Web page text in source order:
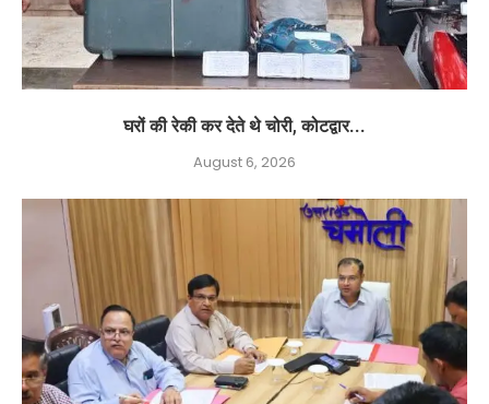
घरों की रेकी कर देते थे चोरी, कोटद्वार...
August 6, 2026